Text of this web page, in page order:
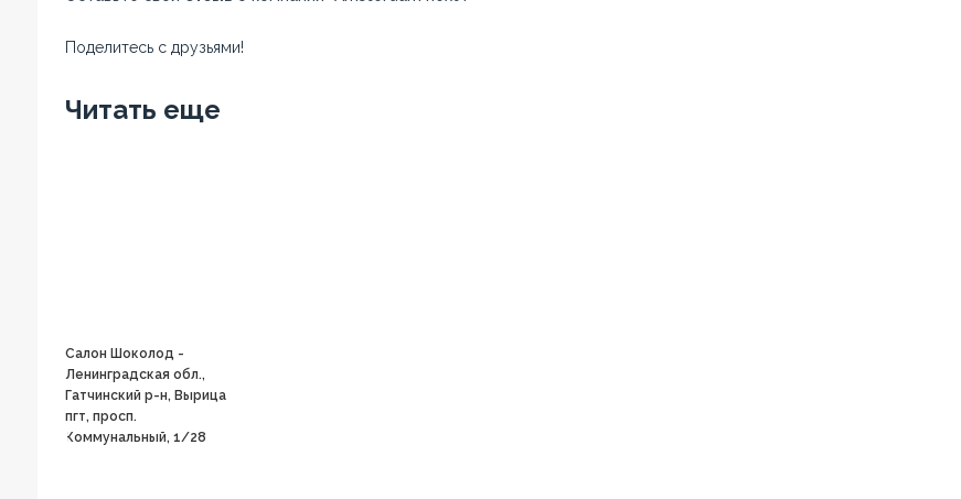
Поделитесь с друзьями!
Читать еще
Салон Шоколод -
Ленинградская обл.,
Гатчинский р-н, Вырица
пгт, просп.
Коммунальный, 1/28